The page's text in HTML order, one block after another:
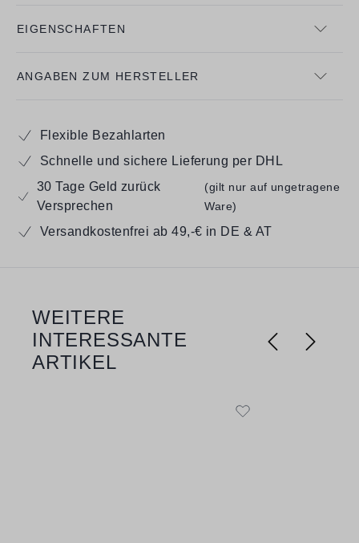
EIGENSCHAFTEN
ANGABEN ZUM HERSTELLER
Flexible Bezahlarten
Schnelle und sichere Lieferung per DHL
30 Tage Geld zurück
Versprechen
(gilt nur auf ungetragene
Ware)
Versandkostenfrei ab 49,-€ in DE & AT
Produktgalerie überspringen
WEITERE
INTERESSANTE
ARTIKEL